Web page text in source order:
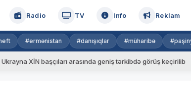
Radio TV Info Reklam
#ermənistan #danışıqlar #müharibə
başçıları arasında geniş tərkibdə görüş keçirilib